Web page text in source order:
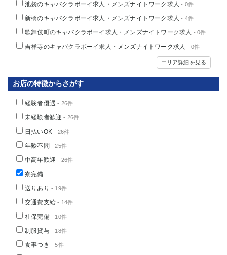
池袋のキャバクラボーイ求人・メンズナイトワーク求人 - 0件
新橋のキャバクラボーイ求人・メンズナイトワーク求人 - 4件
歌舞伎町のキャバクラボーイ求人・メンズナイトワーク求人 - 0件
吉祥寺のキャバクラボーイ求人・メンズナイトワーク求人 - 0件
エリア詳細を見る
お店の特徴からさがす
経験者優遇 - 26件
未経験者歓迎 - 26件
日払いOK - 26件
年齢不問 - 25件
中高年歓迎 - 26件
寮完備
送りあり - 19件
交通費支給 - 14件
社保完備- 10件
制服貸与- 18件
食事つき - 5件